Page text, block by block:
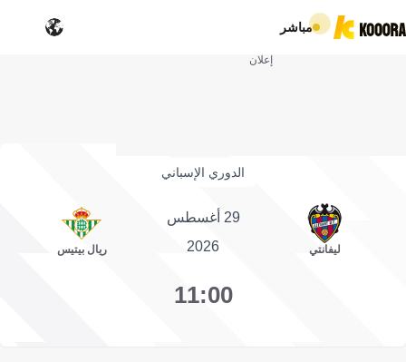
مباشر
إعلان
الدوري الإسباني
ليفانتي
29 أغسطس
2026
11:00
ريال بيتيس